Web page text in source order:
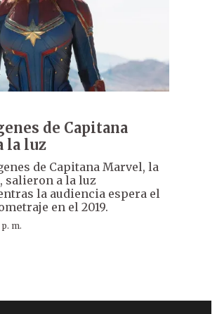
de Capitana
la luz
de Capitana Marvel, la
salieron a la luz
la audiencia espera el
en el 2019.
m.